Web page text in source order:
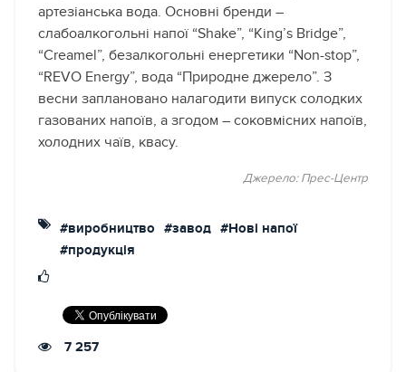
артезіанська вода. Основні бренди –
слабоалкогольні напої “Shake”, “King’s Bridge”,
“Creamel”, безалкогольні енергетики “Non-stop”,
“REVO Energy”, вода “Природне джерело”. З
весни заплановано налагодити випуск солодких
газованих напоїв, а згодом – соковмісних напоїв,
холодних чаїв, квасу.
Джерело:Прес-Центр
#виробництво #завод #Нові напої
#продукція
7 257